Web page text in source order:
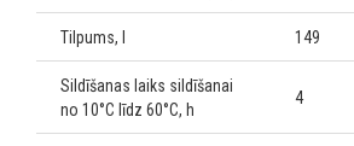
Tilpums, l 149
Sildīšanas laiks sildīšanai
no 10°C līdz 60°C, h
4